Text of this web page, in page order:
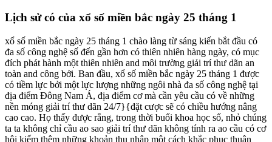
Lịch sử có của xổ số miền bắc ngày 25 tháng 1
xổ số miền bắc ngày 25 tháng 1 chào làng từ sáng kiến bắt đầu có
đa số công nghệ số đến gần hơn có thiên nhiên hàng ngày, có mục
đích phát hành một thiên nhiên and môi trường giải trí thư dãn an
toàn and công bởi. Ban đầu, xổ số miền bắc ngày 25 tháng 1 được
có tiềm lực bởi một lực lượng những ngôi nhà đa số công nghệ tại
địa điểm Đông Nam Á, địa điểm cơ mà cần yêu cầu có về những
nền móng giải trí thư dãn 24/7}{đặt cược sẽ có chiều hướng nâng
cao cao. Họ thấy được rằng, trong thời buổi khoa học số, nhỏ chúng
ta ta không chỉ cầu ao sao giải trí thư dãn không tính ra ao cầu có cơ
hội kiếm thêm những khoản thu nhập một cách khắc phục thuận